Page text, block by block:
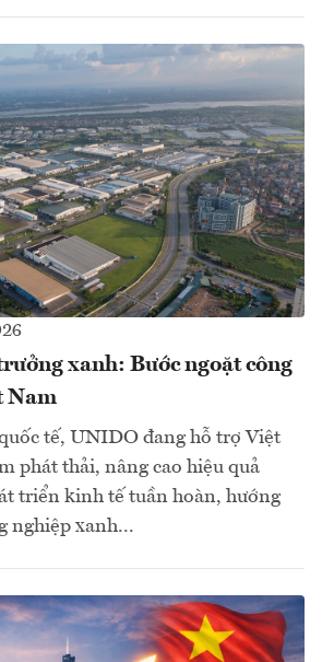
xanh: Bước ngoặt công
Nam
tế, UNIDO đang hỗ trợ Việt
phát thải, nâng cao hiệu quả
triển kinh tế tuần hoàn, hướng
nghiệp xanh...